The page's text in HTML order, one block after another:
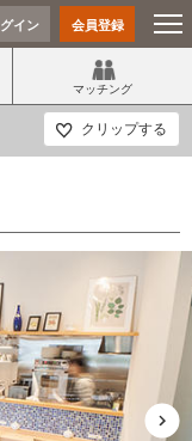
イン 会員登録
マッチング
クリップする